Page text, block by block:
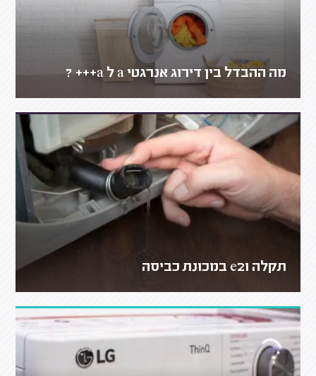
מה ההבדל בין דירוג אנרגטי a ל a+++ ?
תקלה e21 במכונת כביסה